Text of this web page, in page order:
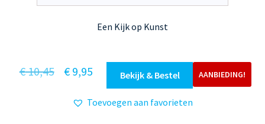
Een Kijk op Kunst
AANBIEDING!
€10,45
Oorspronkelijke
was:
€ 9,95 Huidige
prijs
is:
Bekijk & Bestel
Toevoegen aan favorieten